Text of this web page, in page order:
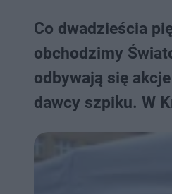
Co dwadzieścia
obchodzimy
odbywają się
dawcy szpiku. W